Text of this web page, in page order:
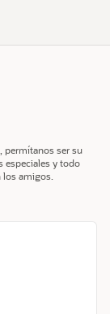
permítanos ser su
especiales y todo
amigos.